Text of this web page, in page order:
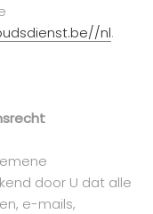
nl.
door U dat alle
e-mails,